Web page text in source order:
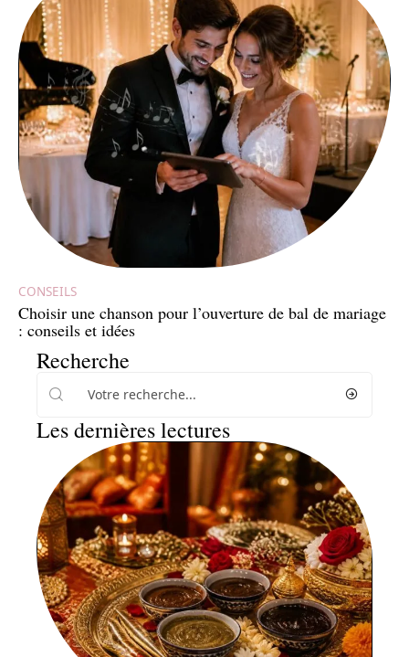
CONSEILS
Choisir une chanson pour l’ouverture de bal de mariage
: conseils et idées
Recherche
Les dernières lectures